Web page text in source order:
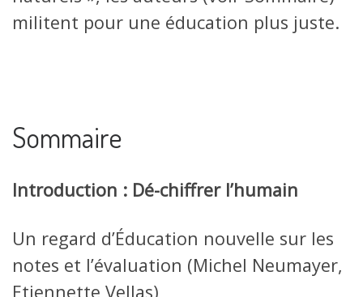
militent pour une éducation plus juste.
Sommaire
Introduction : Dé-chiffrer l’humain
Un regard d’Éducation nouvelle sur les
notes et l’évaluation (Michel Neumayer,
Etiennette Vellas)